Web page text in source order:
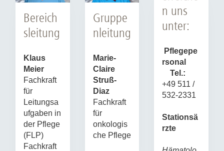
Bereich
sleitung
Klaus
Meier
Fachkraft
für
Leitungsa
ufgaben in
der Pflege
(FLP)
Fachkraft
Gruppe
nleitung
Marie-
Claire
Struß-
Diaz
Fachkraft
für
onkologis
che Pflege
n uns
unter:
Pflegepe
rsonal
Tel.:
+49 511 /
532-2331
Stationsä
rzte